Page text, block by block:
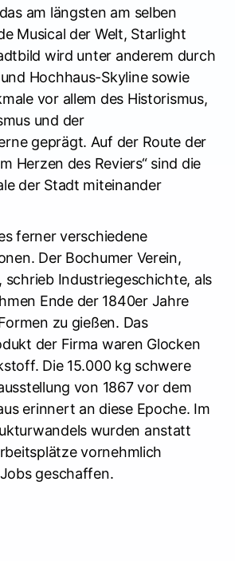
am längsten am selben
Musical der Welt, Starlight
wird unter anderem durch
Hochhaus-Skyline sowie
vor allem des Historismus,
und der
geprägt. Auf der Route der
Herzen des Reviers“ sind die
der Stadt miteinander
ferner verschiedene
Der Bochumer Verein,
schrieb Industriegeschichte, als
Ende der 1840er Jahre
zu gießen. Das
der Firma waren Glocken
Die 15.000 kg schwere
von 1867 vor dem
erinnert an diese Epoche. Im
wurden anstatt
vornehmlich
geschaffen.